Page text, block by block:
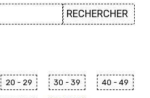
20 - 29 30 - 39 40 - 49